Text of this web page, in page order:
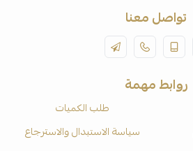
تواصل معنا
روابط مهمة
طلب الكميات
سياسة الاستبدال والاسترجاع